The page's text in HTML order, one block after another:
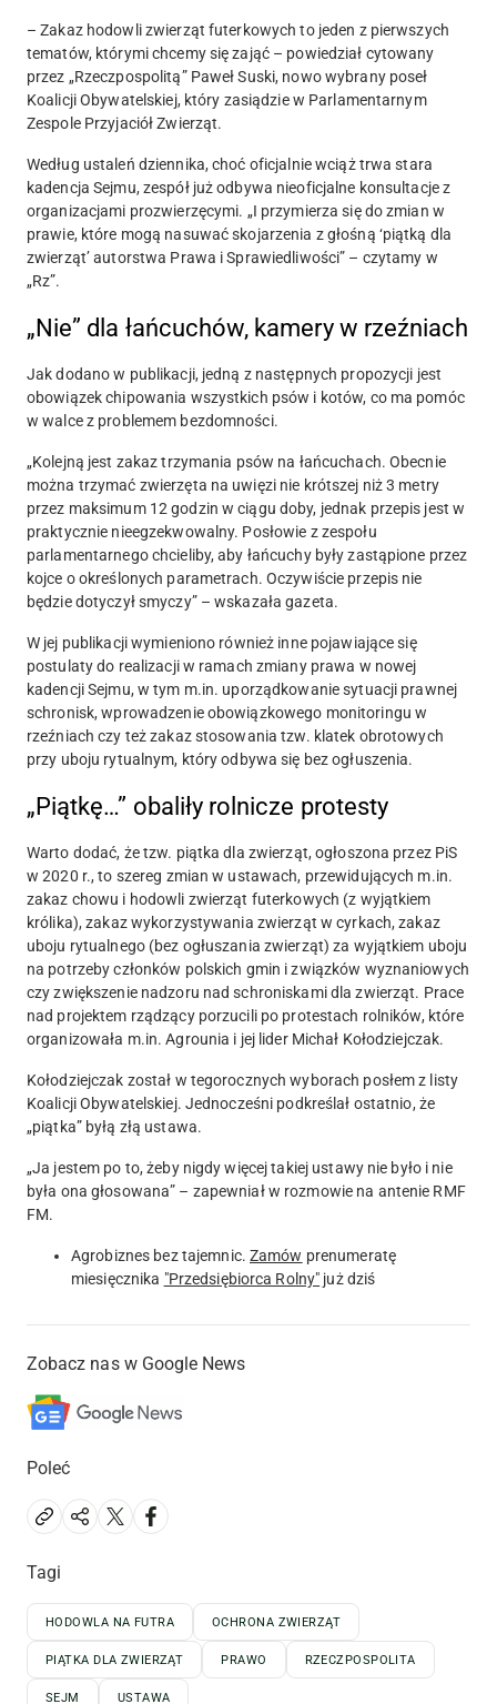
– Zakaz hodowli zwierząt futerkowych to jeden z pierwszych
tematów, którymi chcemy się zająć – powiedział cytowany
przez „Rzeczpospolitą” Paweł Suski, nowo wybrany poseł
Koalicji Obywatelskiej, który zasiądzie w Parlamentarnym
Zespole Przyjaciół Zwierząt.
Według ustaleń dziennika, choć oficjalnie wciąż trwa stara
kadencja Sejmu, zespół już odbywa nieoficjalne konsultacje z
organizacjami prozwierzęcymi. „I przymierza się do zmian w
prawie, które mogą nasuwać skojarzenia z głośną ‘piątką dla
zwierząt’ autorstwa Prawa i Sprawiedliwości” – czytamy w
„Rz”.
„Nie” dla łańcuchów, kamery w rzeźniach
Jak dodano w publikacji, jedną z następnych propozycji jest
obowiązek chipowania wszystkich psów i kotów, co ma pomóc
w walce z problemem bezdomności.
„Kolejną jest zakaz trzymania psów na łańcuchach. Obecnie
można trzymać zwierzęta na uwięzi nie krótszej niż 3 metry
przez maksimum 12 godzin w ciągu doby, jednak przepis jest w
praktycznie nieegzekwowalny. Posłowie z zespołu
parlamentarnego chcieliby, aby łańcuchy były zastąpione przez
kojce o określonych parametrach. Oczywiście przepis nie
będzie dotyczył smyczy” – wskazała gazeta.
W jej publikacji wymieniono również inne pojawiające się
postulaty do realizacji w ramach zmiany prawa w nowej
kadencji Sejmu, w tym m.in. uporządkowanie sytuacji prawnej
schronisk, wprowadzenie obowiązkowego monitoringu w
rzeźniach czy też zakaz stosowania tzw. klatek obrotowych
przy uboju rytualnym, który odbywa się bez ogłuszenia.
„Piątkę…” obaliły rolnicze protesty
Warto dodać, że tzw. piątka dla zwierząt, ogłoszona przez PiS
w 2020 r., to szereg zmian w ustawach, przewidujących m.in.
zakaz chowu i hodowli zwierząt futerkowych (z wyjątkiem
królika), zakaz wykorzystywania zwierząt w cyrkach, zakaz
uboju rytualnego (bez ogłuszania zwierząt) za wyjątkiem uboju
na potrzeby członków polskich gmin i związków wyznaniowych
czy zwiększenie nadzoru nad schroniskami dla zwierząt. Prace
nad projektem rządzący porzucili po protestach rolników, które
organizowała m.in. Agrounia i jej lider Michał Kołodziejczak.
Kołodziejczak został w tegorocznych wyborach posłem z listy
Koalicji Obywatelskiej. Jednocześni podkreślał ostatnio, że
„piątka” byłą złą ustawa.
„Ja jestem po to, żeby nigdy więcej takiej ustawy nie było i nie
była ona głosowana” – zapewniał w rozmowie na antenie RMF
FM.
Agrobiznes bez tajemnic. Zamów prenumeratę
miesięcznika "Przedsiębiorca Rolny" już dziś
Zobacz nas w Google News
Poleć
Tagi
HODOWLA NA FUTRA OCHRONA ZWIERZĄT
PIĄTKA DLA ZWIERZĄT PRAWO RZECZPOSPOLITA
SEJM USTAWA